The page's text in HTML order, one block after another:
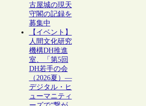
古屋城の現天
守閣の記録を
募集中
【イベント】
人間文化研究
機構DH推進
室、「第5回
DH若手の会
（2026夏）―
デジタル・ヒ
ューマニティ